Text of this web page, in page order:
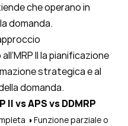
che operano in
domanda.
II la pianificazione
strategica e al
domanda.
vs APS vs DDMRP
◑ Funzione parziale o